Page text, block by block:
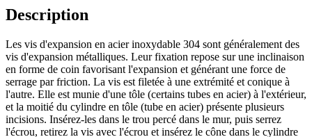
Description
Les vis d'expansion en acier inoxydable 304 sont généralement des
vis d'expansion métalliques. Leur fixation repose sur une inclinaison
en forme de coin favorisant l'expansion et générant une force de
serrage par friction. La vis est filetée à une extrémité et conique à
l'autre. Elle est munie d'une tôle (certains tubes en acier) à l'extérieur,
et la moitié du cylindre en tôle (tube en acier) présente plusieurs
incisions. Insérez-les dans le trou percé dans le mur, puis serrez
l'écrou, retirez la vis avec l'écrou et insérez le cône dans le cylindre